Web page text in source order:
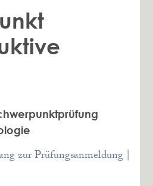
zur Prüfungsanmeldung |